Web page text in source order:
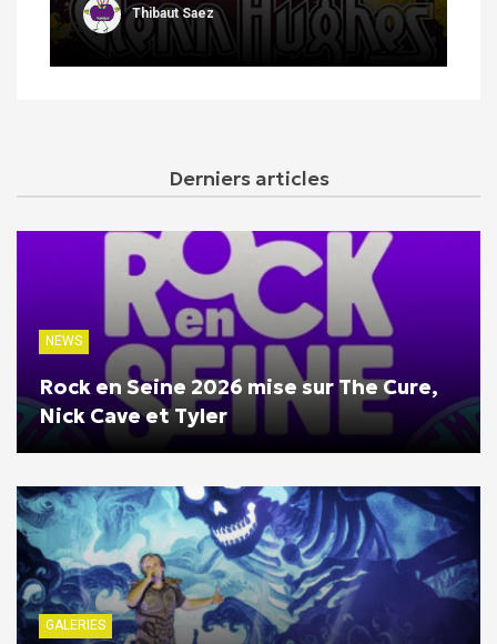
Thibaut Saez
Derniers articles
NEWS
Rock en Seine 2026 mise sur The Cure,
Nick Cave et Tyler
GALERIES